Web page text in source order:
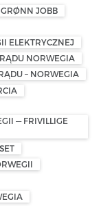
GRØNN JOBB
ELEKTRYCZNEJ
NORWEGIA
– NORWEGIA
— FRIVILLIGE